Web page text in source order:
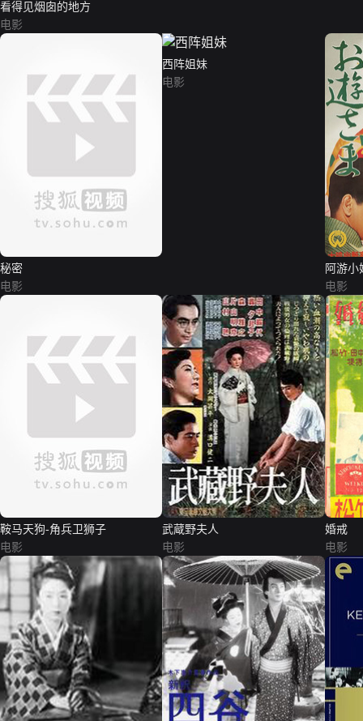
看得见烟囱的地方
电影
秘密
电影
西阵姐妹
电影
阿游小
电影
鞍马天狗-角兵卫狮子
电影
武蔵野夫人
电影
婚戒
电影